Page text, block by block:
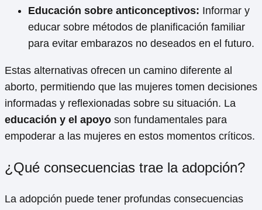
Educación sobre anticonceptivos: Informar y
educar sobre métodos de planificación familiar
para evitar embarazos no deseados en el futuro.
Estas alternativas ofrecen un camino diferente al
aborto, permitiendo que las mujeres tomen decisiones
informadas y reflexionadas sobre su situación. La
educación y el apoyo son fundamentales para
empoderar a las mujeres en estos momentos críticos.
¿Qué consecuencias trae la adopción?
La adopción puede tener profundas consecuencias